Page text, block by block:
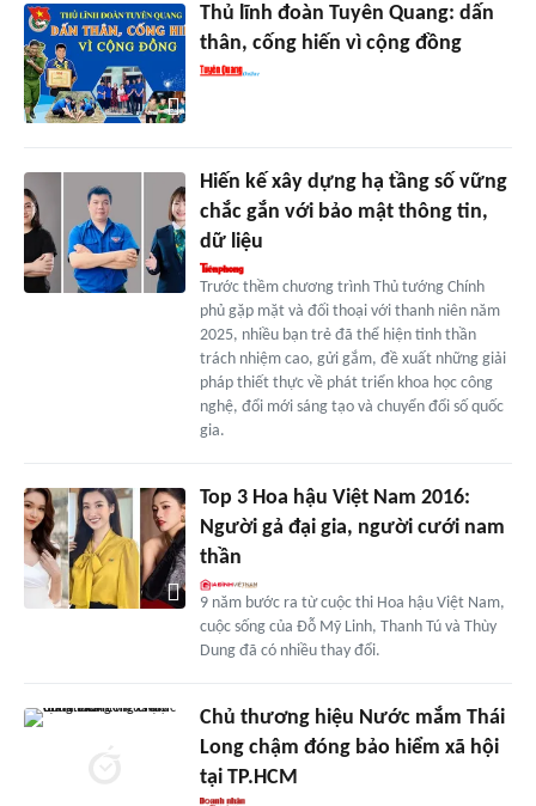
Thủ lĩnh đoàn Tuyên Quang: dấn
thân, cống hiến vì cộng đồng
Hiến kế xây dựng hạ tầng số vững
chắc gắn với bảo mật thông tin,
dữ liệu
Trước thềm chương trình Thủ tướng Chính
phủ gặp mặt và đối thoại với thanh niên năm
2025, nhiều bạn trẻ đã thể hiện tinh thần
trách nhiệm cao, gửi gắm, đề xuất những giải
pháp thiết thực về phát triển khoa học công
nghệ, đổi mới sáng tạo và chuyển đổi số quốc
gia.
Top 3 Hoa hậu Việt Nam 2016:
Người gả đại gia, người cưới nam
thần
9 năm bước ra từ cuộc thi Hoa hậu Việt Nam,
cuộc sống của Đỗ Mỹ Linh, Thanh Tú và Thùy
Dung đã có nhiều thay đổi.
Chủ thương hiệu Nước mắm Thái
Long chậm đóng bảo hiểm xã hội
tại TP.HCM